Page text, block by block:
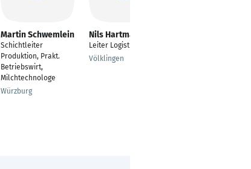
Martin Schwemlein
Schichtleiter
Produktion, Prakt.
Betriebswirt,
Milchtechnologe
Würzburg
Nils Hartmann
Leiter Logistik
Völklingen